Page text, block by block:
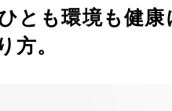
とも環境も健康
方。